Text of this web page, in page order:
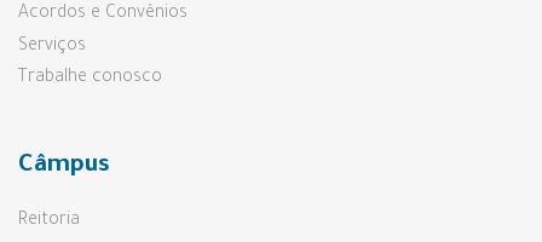
Acordos e Convênios
Serviços
Trabalhe conosco
Câmpus
Reitoria